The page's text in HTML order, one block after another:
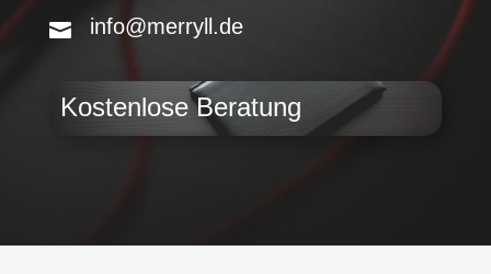
info@merryll.de
Kostenlose Beratung